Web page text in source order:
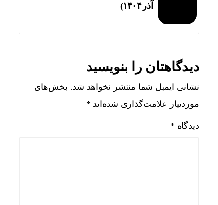
آذر ۱۴۰۴)
دیدگاهتان را بنویسید
نشانی ایمیل شما منتشر نخواهد شد. بخش‌های
موردنیاز علامت‌گذاری شده‌اند *
دیدگاه *